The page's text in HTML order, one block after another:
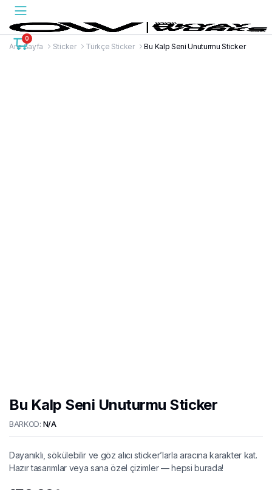
0
Ana Sayfa Sticker Türkçe Sticker Bu Kalp Seni Unuturmu Sticker
Bu Kalp Seni Unuturmu Sticker
BARKOD: N/A
Dayanıklı, sökülebilir ve göz alıcı sticker’larla aracına karakter kat.
Hazır tasarımlar veya sana özel çizimler — hepsi burada!